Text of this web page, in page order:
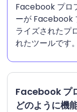
Facebook プロ
ーが Facebook
ライズされたプ
れたツールです。
Facebook プ
どのように機